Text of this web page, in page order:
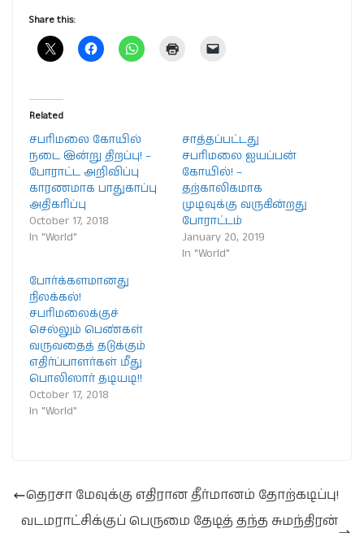
Share this:
Related
சபரிமலை கோயில்
நடை இன்று திறப்பு! –
போராட்ட அறிவிப்பு
காரணமாக பாதுகாப்பு
அதிகரிப்பு
October 17, 2018
In "World"
சாத்தப்பட்டது
சபரிமலை ஐயப்பன்
கோயில்! –
தற்காலிகமாக
முடிவுக்கு வருகின்றது
போராட்டம்
January 20, 2019
In "World"
போர்க்களமானது
நிலக்கல்!
சபரிமலைக்குச்
செல்லும் பெண்கள்
வருவதைத் தடுக்கும்
எதிர்ப்பாளர்கள் மீது
பொலிஸார் தடியடி!!
October 17, 2018
In "World"
தெரசா மேவுக்கு எதிரான தீர்மானம் தோற்கடிப்பு!
வடமராட்சிக்குப் பெருமை தேடித் தந்த சுமந்திரன்